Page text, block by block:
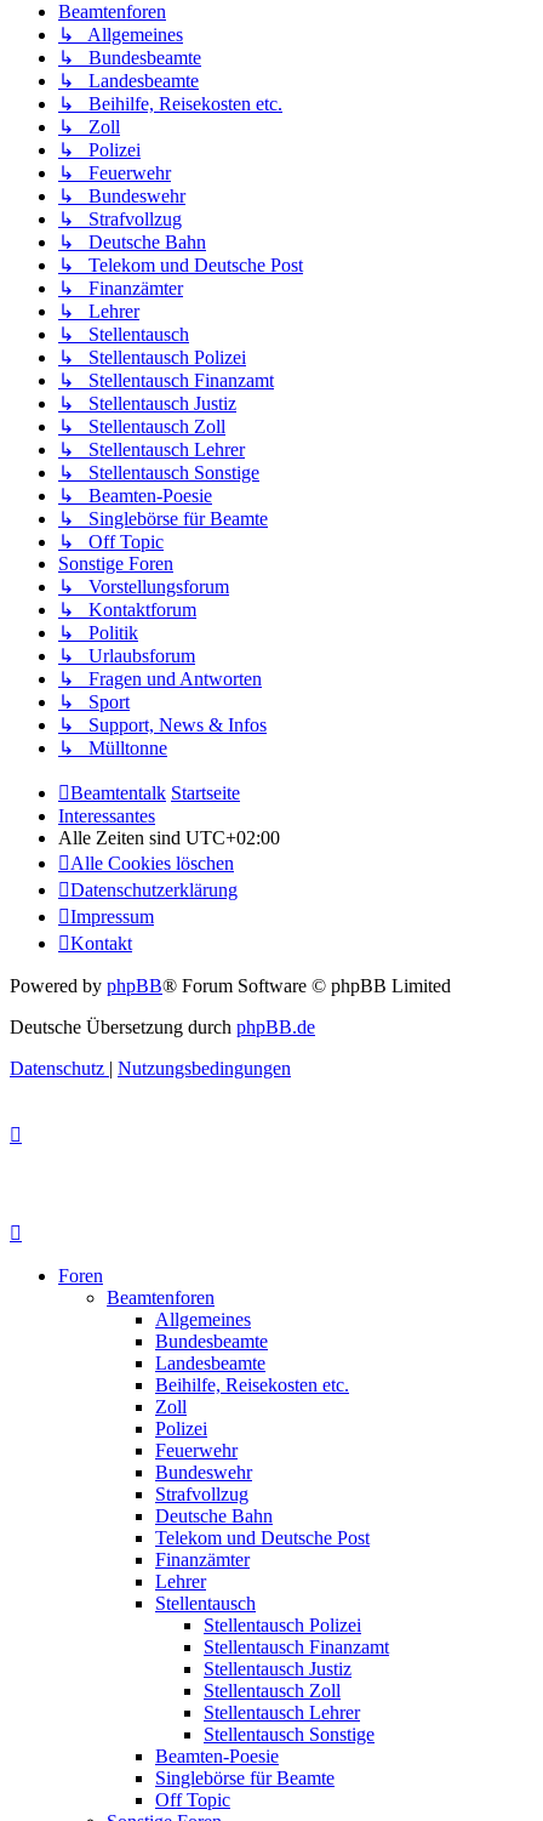
Beamtenforen
↳ Allgemeines
↳ Bundesbeamte
↳ Landesbeamte
↳ Beihilfe, Reisekosten etc.
↳ Zoll
↳ Polizei
↳ Feuerwehr
↳ Bundeswehr
↳ Strafvollzug
↳ Deutsche Bahn
↳ Telekom und Deutsche Post
↳ Finanzämter
↳ Lehrer
↳ Stellentausch
↳ Stellentausch Polizei
↳ Stellentausch Finanzamt
↳ Stellentausch Justiz
↳ Stellentausch Zoll
↳ Stellentausch Lehrer
↳ Stellentausch Sonstige
↳ Beamten-Poesie
↳ Singlebörse für Beamte
↳ Off Topic
Sonstige Foren
↳ Vorstellungsforum
↳ Kontaktforum
↳ Politik
↳ Urlaubsforum
↳ Fragen und Antworten
↳ Sport
↳ Support, News & Infos
↳ Mülltonne
Beamtentalk Startseite
Interessantes
Alle Zeiten sind UTC+02:00
Alle Cookies löschen
Datenschutzerklärung
Impressum
Kontakt
Powered by phpBB® Forum Software © phpBB Limited
Deutsche Übersetzung durch phpBB.de
Datenschutz | Nutzungsbedingungen
Foren
Beamtenforen
Allgemeines
Bundesbeamte
Landesbeamte
Beihilfe, Reisekosten etc.
Zoll
Polizei
Feuerwehr
Bundeswehr
Strafvollzug
Deutsche Bahn
Telekom und Deutsche Post
Finanzämter
Lehrer
Stellentausch
Stellentausch Polizei
Stellentausch Finanzamt
Stellentausch Justiz
Stellentausch Zoll
Stellentausch Lehrer
Stellentausch Sonstige
Beamten-Poesie
Singlebörse für Beamte
Off Topic